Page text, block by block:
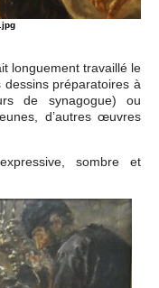
longuement travaillé le
préparatoires à
de synagogue) ou
d’autres œuvres
sombre et